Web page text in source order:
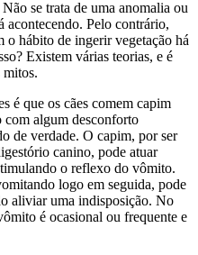
se trata de uma anomalia ou
acontecendo. Pelo contrário,
o hábito de ingerir vegetação há
Existem várias teorias, e é
mitos.
é que os cães comem capim
com algum desconforto
de verdade. O capim, por ser
canino, pode atuar
o reflexo do vômito.
logo em seguida, pode
aliviar uma indisposição. No
é ocasional ou frequente e